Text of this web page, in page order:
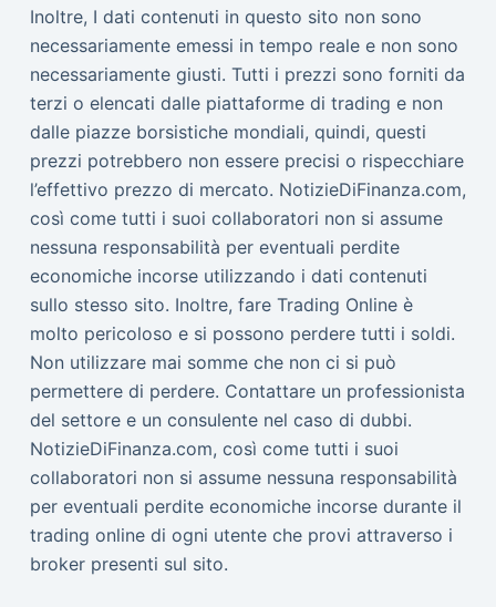
Inoltre, I dati contenuti in questo sito non sono
necessariamente emessi in tempo reale e non sono
necessariamente giusti. Tutti i prezzi sono forniti da
terzi o elencati dalle piattaforme di trading e non
dalle piazze borsistiche mondiali, quindi, questi
prezzi potrebbero non essere precisi o rispecchiare
l’effettivo prezzo di mercato. NotizieDiFinanza.com,
così come tutti i suoi collaboratori non si assume
nessuna responsabilità per eventuali perdite
economiche incorse utilizzando i dati contenuti
sullo stesso sito. Inoltre, fare Trading Online è
molto pericoloso e si possono perdere tutti i soldi.
Non utilizzare mai somme che non ci si può
permettere di perdere. Contattare un professionista
del settore e un consulente nel caso di dubbi.
NotizieDiFinanza.com, così come tutti i suoi
collaboratori non si assume nessuna responsabilità
per eventuali perdite economiche incorse durante il
trading online di ogni utente che provi attraverso i
broker presenti sul sito.